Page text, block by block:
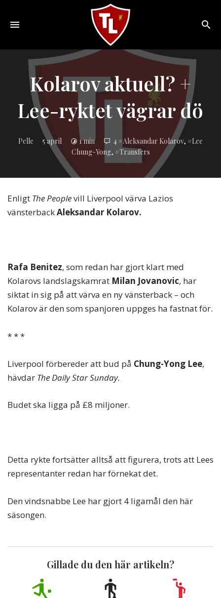
Sveriges
största
online
magazine!
Kolarov aktuell? +
Lee-ryktet vägrar dö
Pelle 5 april 1 min 4 Inlagd
i:
Aleksandar Kolarov,
Lee
Chung-Yong, Transfers
Enligt The Peoplevill Liverpool värva Lazios
vänsterbackAleksandar Kolarov.
Rafa Benitez, som redan har gjort klart med
Kolarovs landslagskamrat Milan Jovanovic, har
siktat in sig på att värva en ny vänsterback – och
Kolarov är den som spanjoren uppges ha fastnat för.
* * *
Liverpool förbereder att bud på Chung-Yong Lee,
hävdar The Daily Star Sunday.
Budet ska ligga på £8 miljoner.
Detta rykte fortsätter alltså att figurera, trots att Lees
representanter redan har förnekat det.
Den vindsnabbe Lee har gjort 4 ligamål den här
säsongen.
Gillade du den här artikeln?